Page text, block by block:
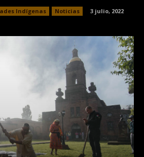
Indígenas Noticias 3 julio, 2022